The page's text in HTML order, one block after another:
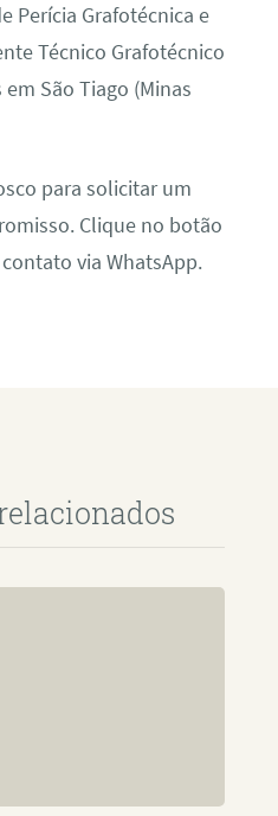
Perícia Grafotécnica e
Técnico Grafotécnico
São Tiago (Minas
para solicitar um
Clique no botão
via WhatsApp.